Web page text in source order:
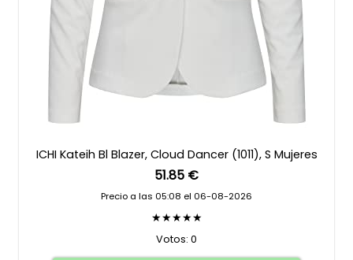
ICHI Kateih Bl Blazer, Cloud Dancer (1011), S Mujeres
51.85 €
Precio a las 05:08 el 06-08-2026
★★★★★
Votos: 0